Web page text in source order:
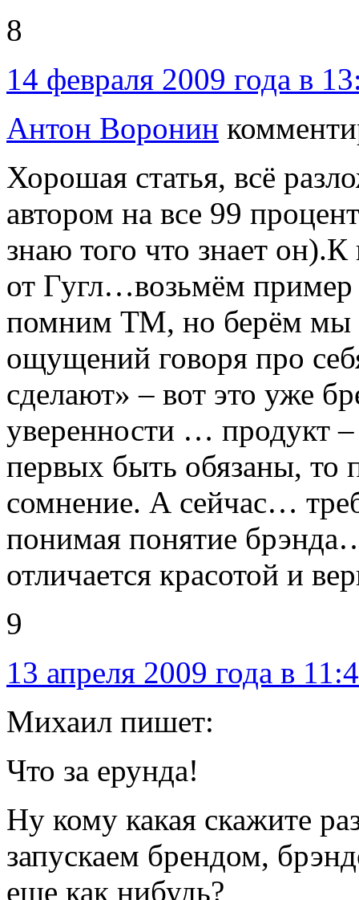
8
14 февраля 2009 года в
Антон Воронин
Хорошая статья, всё
автором на все 99
знаю того что знает
от Гугл…возьмём пример
помним ТМ, но берём мы
ощущений говоря про
сделают» – вот это уже
уверенности … продукт
первых быть обязаны, то
сомнение. А сейчас…
понимая понятие
отличается красотой и
9
13 апреля 2009 года в
Михаил пишет:
Что за ерунда!
Ну кому какая скажите
запускаем брендом,
еще как нибудь?